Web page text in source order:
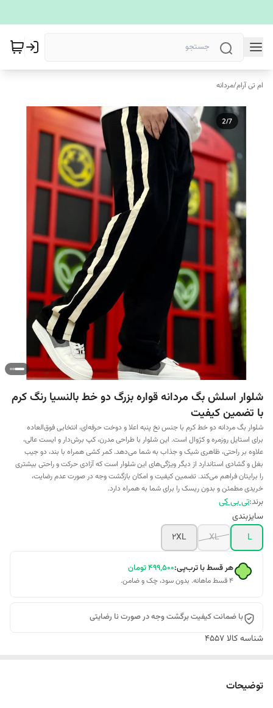
ام تی آرام/مردانه
شلوار اسلش بگ مردانه قواره بزرگ دو خط بالنسیا رنگ کرم
با تضمین کیفیت
شلوار بگ مردانه دو خط کرم با جنس نخ پنبه اعلا و دوخت حرفه‌ای، انتخابی فوق‌العاده
برای استایل روزمره و کژوال است. این شلوار با طراحی مدرن، کپ برش‌دار و ایست عالی،
علاوه بر راحتی، ظاهری شیک و جذاب به شما می‌دهد. کمر کشی همراه با بند، دو جیب
بغل و گشادی استاندارد از دیگر ویژگی‌های این شلوار است که آزادی حرکت و راحتی بیشتری
را برایتان فراهم می‌کند. تضمین کیفیت و امکان بازگشت وجه در صورت عدم رضایت،
خریدی مطمئن و بدون ریسک را برای شما به همراه دارد.
برند:تی بی کی
سایزبندی
L
XL
2XL
هر قسط با ترب‌پی:۴۹۹٬۵۰۰تومان
۴ قسط ماهانه. بدون سود، چک و ضامن.
با ضمانت کیفیت برگشت وجه در صورت نا رضایتی
شناسه کالا4557
توضیحات